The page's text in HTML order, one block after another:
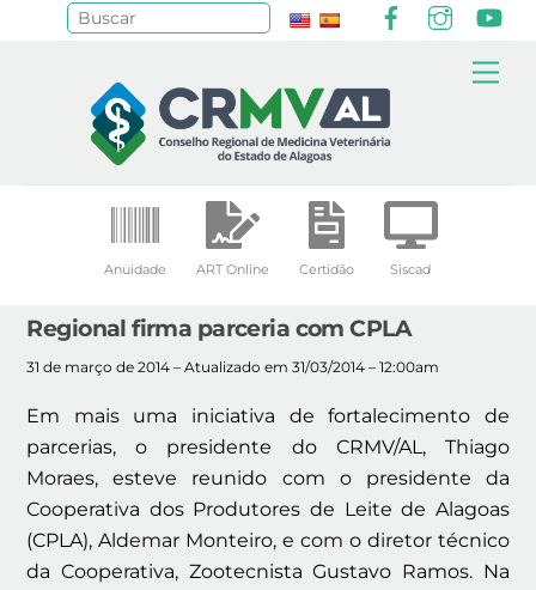
Anuidade ART Online Certidão Siscad
Regional firma parceria com CPLA
31 de março de 2014 – Atualizado em 31/03/2014 – 12:00am
Em mais uma iniciativa de fortalecimento de
parcerias, o presidente do CRMV/AL, Thiago
Moraes, esteve reunido com o presidente da
Cooperativa dos Produtores de Leite de Alagoas
(CPLA), Aldemar Monteiro, e com o diretor técnico
da Cooperativa, Zootecnista Gustavo Ramos. Na